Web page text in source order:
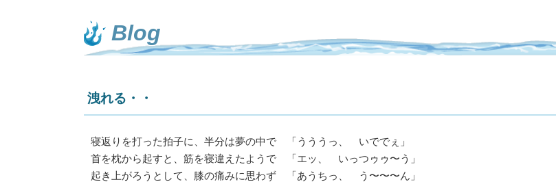
Blog
洩れる・・
寝返りを打った拍子に、半分は夢の中で 「うううっ、 いででぇ」
首を枕から起すと、筋を寝違えたようで 「エッ、 いっつゥゥ〜う」
起き上がろうとして、膝の痛みに思わず 「あうちっ、 う〜〜〜ん」